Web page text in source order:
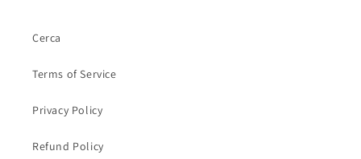
Cerca
Terms of Service
Privacy Policy
Refund Policy